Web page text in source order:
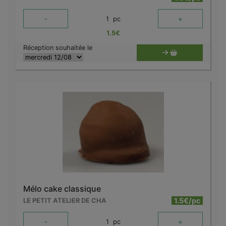
- 1 pc +
1.5€
Réception souhaitée le
Mélo cake classique
LE PETIT ATELIER DE CHA 1.5€/pc
- 1 pc +